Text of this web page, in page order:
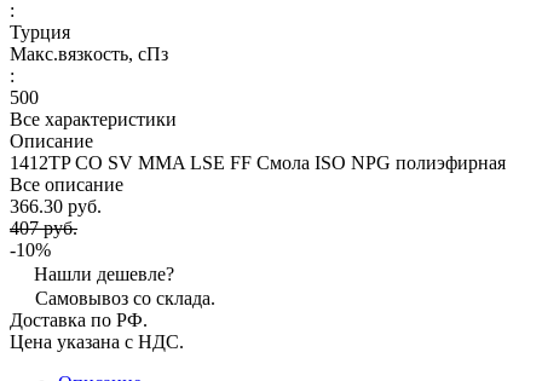
:
Турция
Макс.вязкoсть, сПз
:
500
Все характеристики
Описание
1412TP CO SV MMA LSE FF Смола ISO NPG полиэфирная
Все описание
366.30 руб.
407 руб.
-10%
Нашли дешевле?
Самовывоз со склада.
Доставка по РФ.
Цена указана с НДС.